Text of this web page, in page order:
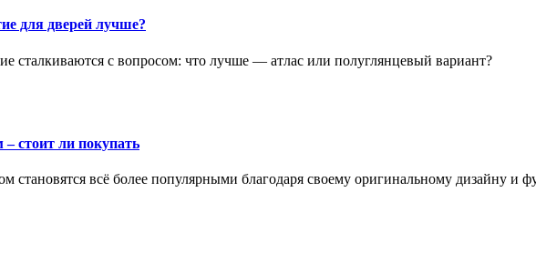
для дверей лучше?
сталкиваются с вопросом: что лучше — атлас или полуглянцевый вариант?
стоит ли покупать
становятся всё более популярными благодаря своему оригинальному дизайну и